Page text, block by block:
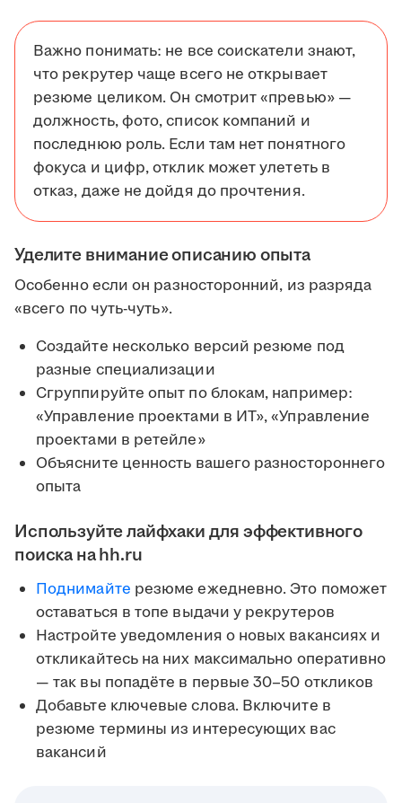
Важно понимать: не все соискатели знают,
что рекрутер чаще всего не открывает
резюме целиком. Он смотрит «превью» —
должность, фото, список компаний и
последнюю роль. Если там нет понятного
фокуса и цифр, отклик может улететь в
отказ, даже не дойдя до прочтения.
Уделите внимание описанию опыта
Особенно если он разносторонний, из разряда
«всего по чуть-чуть».
Создайте несколько версий резюме под
разные специализации
Сгруппируйте опыт по блокам, например:
«Управление проектами в ИТ», «Управление
проектами в ретейле»
Объясните ценность вашего разностороннего
опыта
Используйте лайфхаки для эффективного
поиска на hh.ru
Поднимайте резюме ежедневно. Это поможет
оставаться в топе выдачи у рекрутеров
Настройте уведомления о новых вакансиях и
откликайтесь на них максимально оперативно
— так вы попадёте в первые 30–50 откликов
Добавьте ключевые слова. Включите в
резюме термины из интересующих вас
вакансий